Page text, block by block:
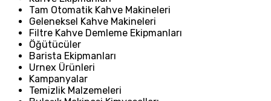
Tam Otomatik Kahve Makineleri
Geleneksel Kahve Makineleri
Filtre Kahve Demleme Ekipmanları
Öğütücüler
Barista Ekipmanları
Urnex Ürünleri
Kampanyalar
Temizlik Malzemeleri